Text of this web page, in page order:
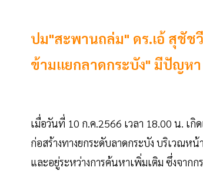
ปม"สะพานถล่ม" ดร.เอ้ สุชัช
ข้ามแยกลาดกระบัง" มีปัญห
เมื่อวันที่ 10 ก.ค.2566 เวลา 18.00 น. เกิ
ก่อสร้างทางยกระดับลาดกระบัง บริเวณห
และอยู่ระหว่างการค้นหาเพิ่มเติม ซึ่งจาก